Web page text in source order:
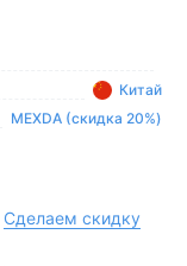
Сделаем скидку
Китай
MEXDA (скидка 20%)